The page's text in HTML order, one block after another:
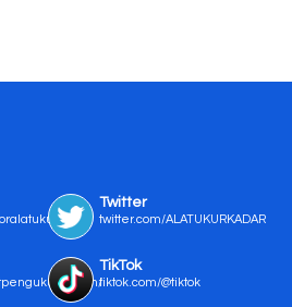
Twitter
twitter.com/ALATUKURKADAR
TikTok
tiktok.com/@tiktok